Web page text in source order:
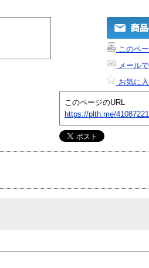
このペ
メール
お気に
このページのURL
https://plth.me/41087221